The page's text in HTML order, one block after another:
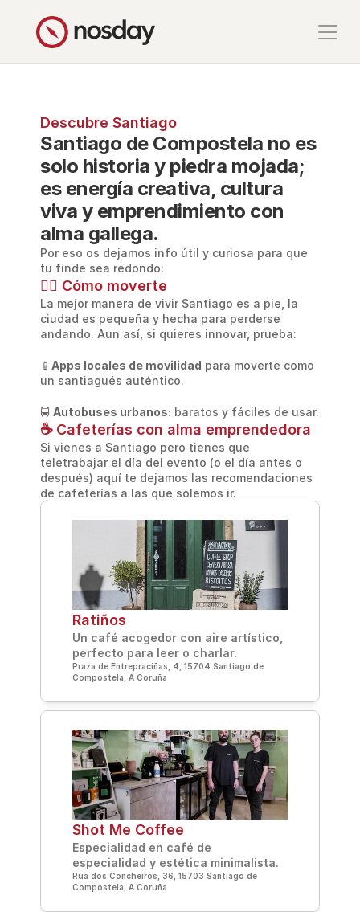
Descubre Santiago
Santiago de Compostela no es
solo historia y piedra mojada;
es energía creativa, cultura
viva y emprendimiento con
alma gallega.
Por eso os dejamos info útil y curiosa para que
tu finde sea redondo:
🚶‍♀️ Cómo moverte
La mejor manera de vivir Santiago es a pie, la
ciudad es pequeña y hecha para perderse
andando. Aun así, si quieres innovar, prueba:
📱 Apps locales de movilidad para moverte como
un santiagués auténtico.
🚍 Autobuses urbanos: baratos y fáciles de usar.
☕ Cafeterías con alma emprendedora
Si vienes a Santiago pero tienes que
teletrabajar el día del evento (o el día antes o
después) aquí te dejamos las recomendaciones
de cafeterías a las que solemos ir.
Ratiños
Un café acogedor con aire artístico,
perfecto para leer o charlar.
Praza de Entrepraciñas, 4, 15704 Santiago de
Compostela, A Coruña
Shot Me Coffee
Especialidad en café de
especialidad y estética minimalista.
Rúa dos Concheiros, 36, 15703 Santiago de
Compostela, A Coruña